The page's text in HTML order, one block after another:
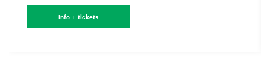
Info + tickets